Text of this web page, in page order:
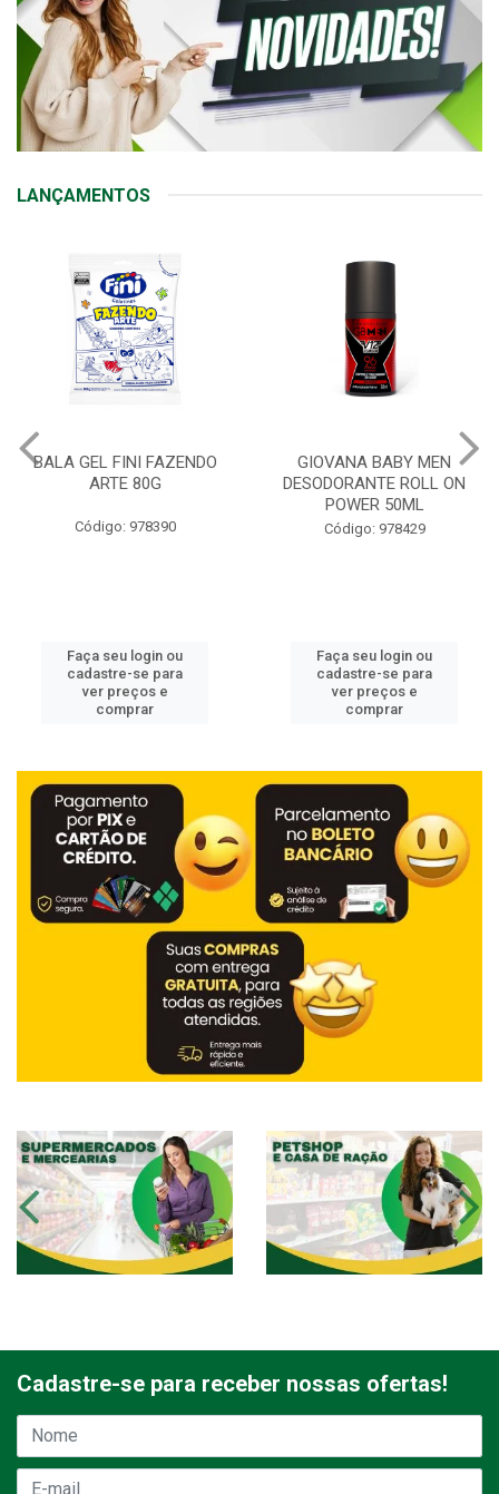
LANÇAMENTOS
BALA GEL FINI FAZENDO
ARTE 80G
Código: 978390
Faça seu login ou
cadastre-se para
ver preços e
comprar
GIOVANA BABY MEN
DESODORANTE ROLL ON
POWER 50ML
Código: 978429
Faça seu login ou
cadastre-se para
ver preços e
comprar
Cadastre-se para receber nossas ofertas!